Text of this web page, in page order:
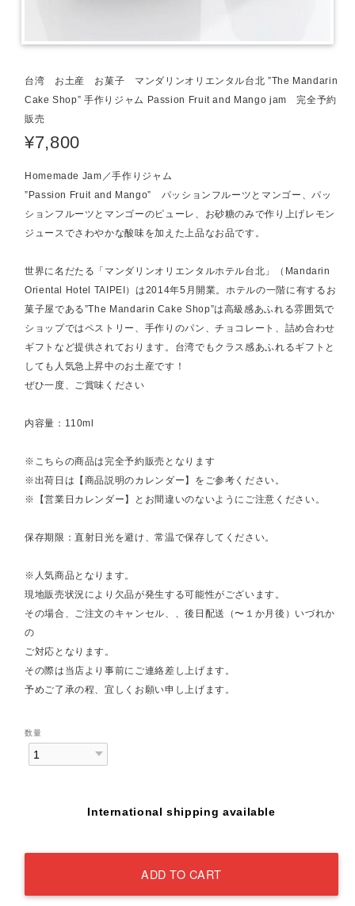
台湾 お土産 お菓子 マンダリンオリエンタル台北 ”The Mandarin
Cake Shop” 手作りジャム Passion Fruit and Mango jam 完全予約
販売
¥7,800
Homemade Jam／手作りジャム
”Passion Fruit and Mango” パッションフルーツとマンゴー、パッ
ションフルーツとマンゴーのピューレ、お砂糖のみで作り上げレモン
ジュースでさわやかな酸味を加えた上品なお品です。
世界に名だたる「マンダリンオリエンタルホテル台北」（Mandarin
Oriental Hotel TAIPEI）は2014年5月開業。ホテルの一階に有するお
菓子屋である”The Mandarin Cake Shop”は高級感あふれる雰囲気で
ショップではペストリー、手作りのパン、チョコレート、詰め合わせ
ギフトなど提供されております。台湾でもクラス感あふれるギフトと
しても人気急上昇中のお土産です！
ぜひ一度、ご賞味ください
内容量：110ml
※こちらの商品は完全予約販売となります
※出荷日は【商品説明のカレンダー】をご参考ください。
※【営業日カレンダー】とお間違いのないようにご注意ください。
保存期限：直射日光を避け、常温で保存してください。
※人気商品となります。
現地販売状況により欠品が発生する可能性がございます。
その場合、ご注文のキャンセル、、後日配送（〜１か月後）いづれか
の
ご対応となります。
その際は当店より事前にご連絡差し上げます。
予めご了承の程、宜しくお願い申し上げます。
数量
International shipping available
ADD TO CART